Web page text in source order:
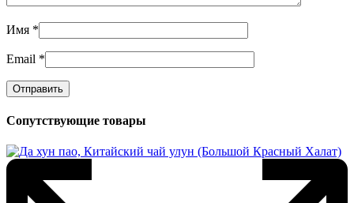
Имя *
Email *
Сопутствующие товары